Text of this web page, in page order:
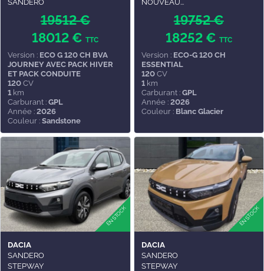
SANDERO
19512 €
18012 €TTC
Version : ECO G 120 CH BVA
JOURNEY AVEC PACK HIVER
ET PACK CONDUITE
120 CV
1 km
Carburant : GPL
Année : 2026
Couleur : Sandstone
NOUVEAU...
19752 €
18252 € TTC
Version : ECO-G 120 CH
ESSENTIAL
120CV
1km
Carburant : GPL
Année : 2026
Couleur : Blanc Glacier
DACIA
SANDERO
STEPWAY
DACIA
SANDERO
STEPWAY